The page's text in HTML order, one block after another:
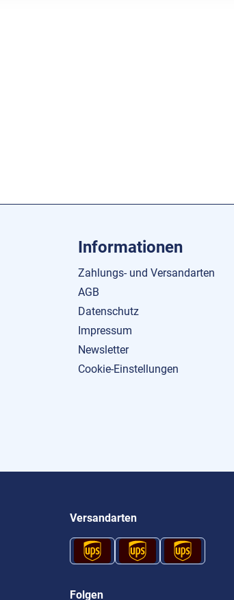
Informationen
Zahlungs- und Versandarten
AGB
Datenschutz
Impressum
Newsletter
Cookie-Einstellungen
Versandarten
Folgen